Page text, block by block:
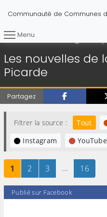
Communauté de Communes
Menu
Vous êtes ici :
Les nouvelles de
Picarde
Partagez
Filtrer la source : Tout
Instagram
YouTube
Page
1 sur 16Page
2 sur 16Page
3sur 16
… Page
16sur 16
Publié sur Facebook